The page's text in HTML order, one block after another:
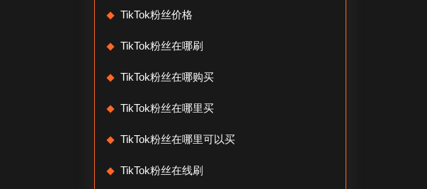
TikTok粉丝价格
TikTok粉丝在哪刷
TikTok粉丝在哪购买
TikTok粉丝在哪里买
TikTok粉丝在哪里可以买
TikTok粉丝在线刷